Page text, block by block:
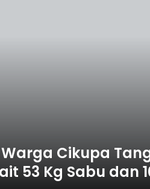
Warga Cikupa
53 Kg Sabu dan